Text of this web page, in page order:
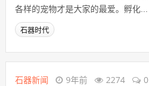
各样的宠物才是大家的最爱。孵化...
石器时代
石器新闻 9年前 2274 0